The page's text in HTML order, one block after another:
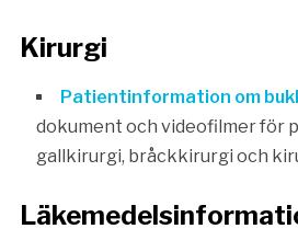
Kirurgi
Patientinformation om
dokument och videofilmer för
gallkirurgi, bråckkirurgi och